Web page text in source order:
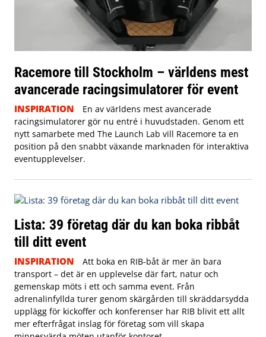
Racemore till Stockholm – världens mest
avancerade racingsimulatorer för event
INSPIRATION
En av världens mest avancerade
racingsimulatorer gör nu entré i huvudstaden. Genom ett
nytt samarbete med The Launch Lab vill Racemore ta en
position på den snabbt växande marknaden för interaktiva
eventupplevelser.
Lista: 39 företag där du kan boka ribbåt
till ditt event
INSPIRATION
Att boka en RIB-båt är mer än bara
transport – det är en upplevelse där fart, natur och
gemenskap möts i ett och samma event. Från
adrenalinfyllda turer genom skärgården till skräddarsydda
upplägg för kickoffer och konferenser har RIB blivit ett allt
mer efterfrågat inslag för företag som vill skapa